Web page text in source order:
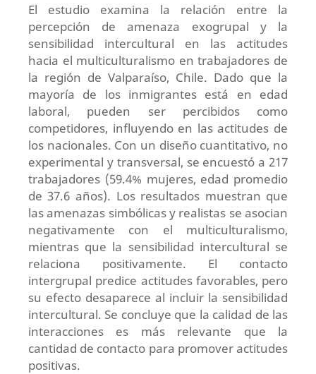
El estudio examina la relación entre la
percepción de amenaza exogrupal y la
sensibilidad intercultural en las actitudes
hacia el multiculturalismo en trabajadores de
la región de Valparaíso, Chile. Dado que la
mayoría de los inmigrantes está en edad
laboral, pueden ser percibidos como
competidores, influyendo en las actitudes de
los nacionales. Con un diseño cuantitativo, no
experimental y transversal, se encuestó a 217
trabajadores (59.4% mujeres, edad promedio
de 37.6 años). Los resultados muestran que
las amenazas simbólicas y realistas se asocian
negativamente con el multiculturalismo,
mientras que la sensibilidad intercultural se
relaciona positivamente. El contacto
intergrupal predice actitudes favorables, pero
su efecto desaparece al incluir la sensibilidad
intercultural. Se concluye que la calidad de las
interacciones es más relevante que la
cantidad de contacto para promover actitudes
positivas.